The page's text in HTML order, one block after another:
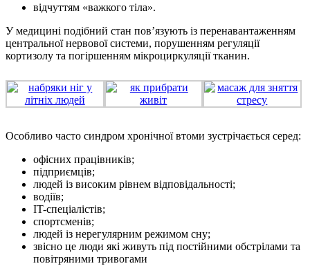
відчуттям «важкого тіла».
У медицині подібний стан пов’язують із перенавантаженням
центральної нервової системи, порушенням регуляції
кортизолу та погіршенням мікроциркуляції тканин.
Особливо часто синдром хронічної втоми зустрічається серед:
офісних працівників;
підприємців;
людей із високим рівнем відповідальності;
водіїв;
IT-спеціалістів;
спортсменів;
людей із нерегулярним режимом сну;
звісно це люди які живуть під постійними обстрілами та
повітряними тривогами